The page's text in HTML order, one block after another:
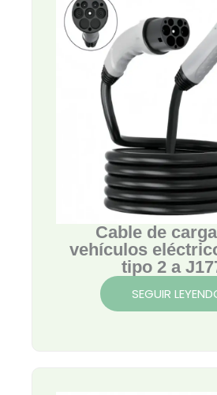
Cable de
vehículos
tipo 2 a
SEGUIR